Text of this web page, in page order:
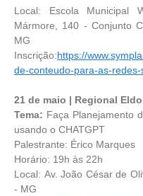
Local: Escola Municipal
Mármore, 140 - Conjunto
MG
Inscrição:https://
de-conteudo-para-as-
21 de maio | Regional
Tema: Faça Planejamento
usando o CHATGPT
Palestrante: Érico Marques
Horário: 19h às 22h
Local: Av. João César de
- MG